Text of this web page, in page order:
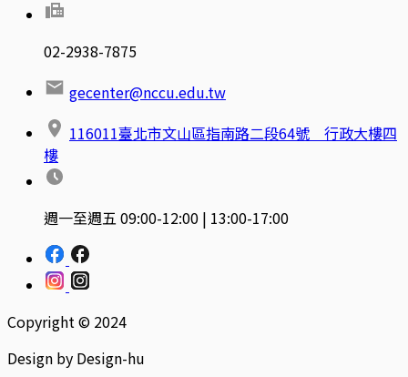
02-2938-7875
gecenter@nccu.edu.tw
116011臺北市文山區指南路二段64號 行政大樓四
樓
週一至週五 09:00-12:00 | 13:00-17:00
Copyright © 2024
Design by Design-hu